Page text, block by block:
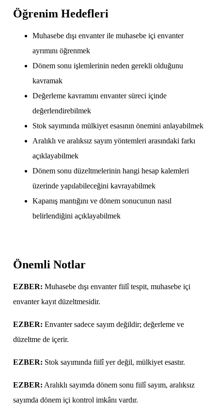
Öğrenim Hedefleri
Muhasebe dışı envanter ile muhasebe içi envanter
ayrımını öğrenmek
Dönem sonu işlemlerinin neden gerekli olduğunu
kavramak
Değerleme kavramını envanter süreci içinde
değerlendirebilmek
Stok sayımında mülkiyet esasının önemini anlayabilmek
Aralıklı ve aralıksız sayım yöntemleri arasındaki farkı
açıklayabilmek
Dönem sonu düzeltmelerinin hangi hesap kalemleri
üzerinde yapılabileceğini kavrayabilmek
Kapanış mantığını ve dönem sonucunun nasıl
belirlendiğini açıklayabilmek
Önemli Notlar
EZBER: Muhasebe dışı envanter fiilî tespit, muhasebe içi
envanter kayıt düzeltmesidir.
EZBER: Envanter sadece sayım değildir; değerleme ve
düzeltme de içerir.
EZBER: Stok sayımında fiilî yer değil, mülkiyet esastır.
EZBER: Aralıklı sayımda dönem sonu fiilî sayım, aralıksız
sayımda dönem içi kontrol imkânı vardır.